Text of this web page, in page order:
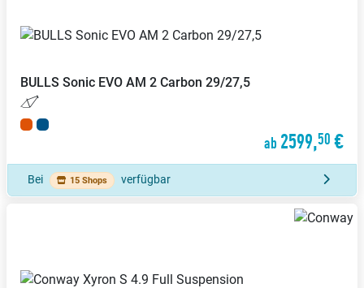
BULLS Sonic EVO AM 2 Carbon 29/27,5
ab 2599,50 €
Bei 15 Shops verfügbar